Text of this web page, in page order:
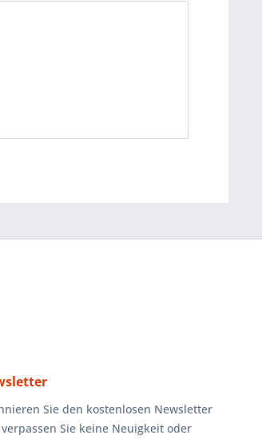
Sie den kostenlosen Newsletter
Sie keine Neuigkeit oder